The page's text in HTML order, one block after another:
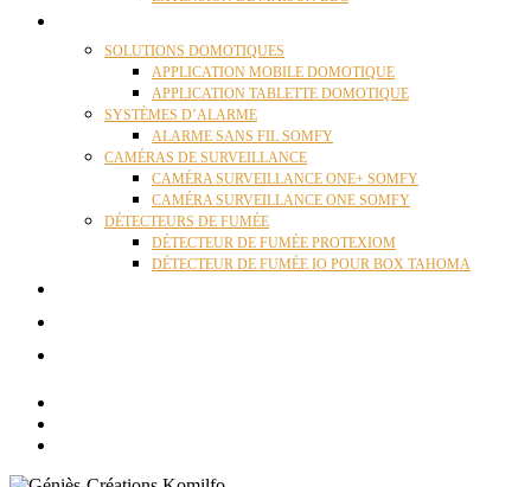
SOLUTIONS DOMOTIQUES
APPLICATION MOBILE DOMOTIQUE
APPLICATION TABLETTE DOMOTIQUE
SYSTÈMES D’ALARME
ALARME SANS FIL SOMFY
CAMÉRAS DE SURVEILLANCE
CAMÉRA SURVEILLANCE ONE+ SOMFY
CAMÉRA SURVEILLANCE ONE SOMFY
DÉTECTEURS DE FUMÉE
DÉTECTEUR DE FUMÉE PROTEXIOM
DÉTECTEUR DE FUMÉE IO POUR BOX TAHOMA